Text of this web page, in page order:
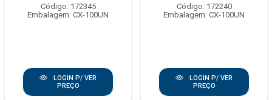
Código: 172345
Embalagem: CX-100UN
LOGIN P/ VER
PREÇO
Código: 172240
Embalagem: CX-100UN
LOGIN P/ VER
PREÇO